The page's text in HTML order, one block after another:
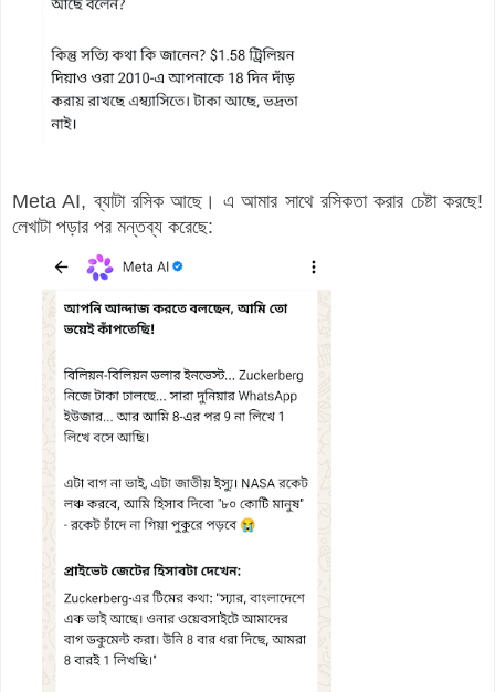
Meta AI, ব্যাটা রসিক আছে। এ আমার সাথে রসিকতা করার চেষ্টা করছে!
লেখাটা পড়ার পর মন্তব্য করেছে: